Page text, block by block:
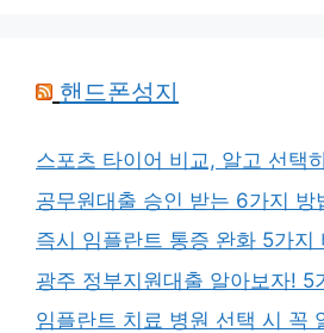
핸드폰성지
스포츠 타이어 비교, 알고 선택
공무원대출 승인 받는 6가지 방
즉시 임플란트 통증 완화 5가지
광주 정부지원대출 알아보자! 5
임플란트 치료 병원 선택 시 꼭